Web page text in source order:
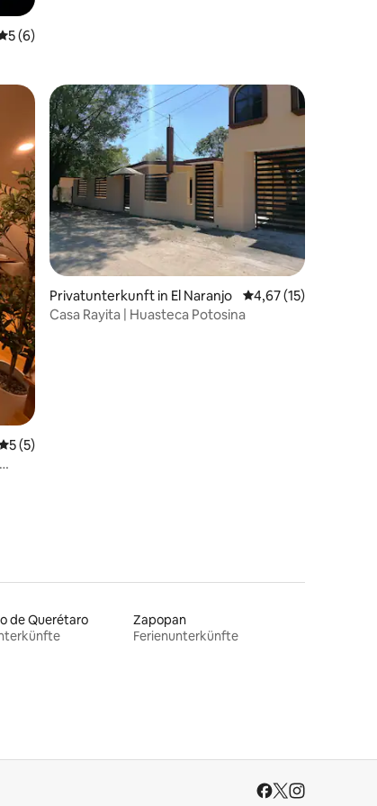
Bewertung: 5 von 5, 6 Bewertungen
5 (6)
Bewertung: 5 von 5, 5 Bewertungen
5 (5)
Privatunterkunft in El Naranjo Durchschnittliche
4,67 (15)
Casa Rayita | Huasteca Potosina
de Querétaro
Zapopan
Ferienunterkünfte